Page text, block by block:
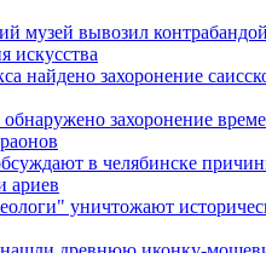
музей вывозил контрабандой
искусства
найдено захоронение
захоронение
в челябинске
ариев
уничтожают